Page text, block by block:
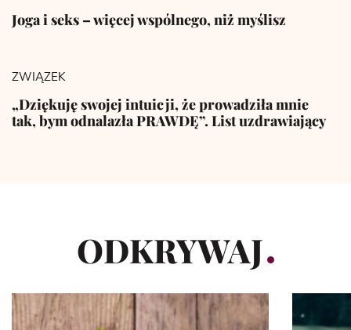
Joga i seks – więcej wspólnego, niż myślisz
ZWIĄZEK
„Dziękuję swojej intuicji, że prowadziła mnie
tak, bym odnalazła PRAWDĘ”. List uzdrawiający
ODKRYWAJ